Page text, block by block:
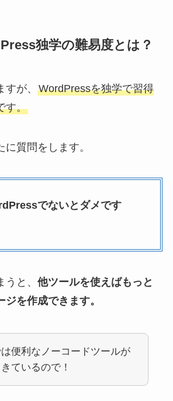
独学の難易度とは？
が、
WordPressを独学で習得
す。
質問をします。
でないとダメです
と、 他ツールを使えばもっと
を作成できます。
便利なノーコードツールが
ているので！